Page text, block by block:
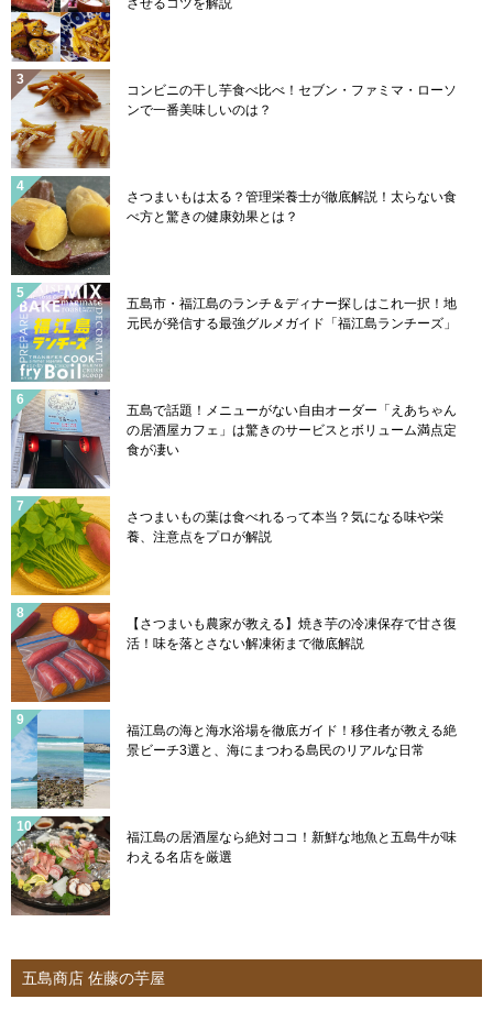
させるコツを解説
コンビニの干し芋食べ比べ！セブン・ファミマ・ローソ
ンで一番美味しいのは？
さつまいもは太る？管理栄養士が徹底解説！太らない食
べ方と驚きの健康効果とは？
五島市・福江島のランチ＆ディナー探しはこれ一択！地
元民が発信する最強グルメガイド「福江島ランチーズ」
五島で話題！メニューがない自由オーダー「えあちゃん
の居酒屋カフェ」は驚きのサービスとボリューム満点定
食が凄い
さつまいもの葉は食べれるって本当？気になる味や栄
養、注意点をプロが解説
【さつまいも農家が教える】焼き芋の冷凍保存で甘さ復
活！味を落とさない解凍術まで徹底解説
福江島の海と海水浴場を徹底ガイド！移住者が教える絶
景ビーチ3選と、海にまつわる島民のリアルな日常
福江島の居酒屋なら絶対ココ！新鮮な地魚と五島牛が味
わえる名店を厳選
五島商店 佐藤の芋屋